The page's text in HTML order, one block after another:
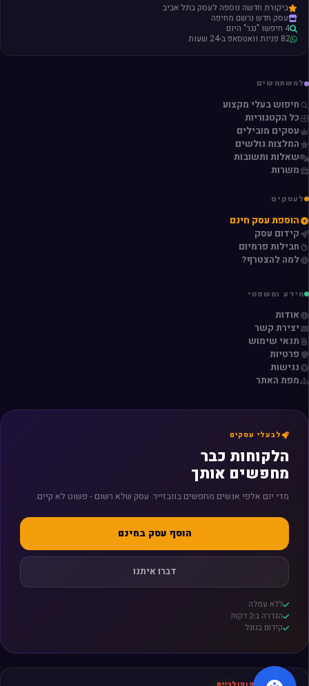
ביקורת חדשה נוספה לעסק בתל אביב
עסק חדש נרשם מחיפה
4 חיפשו "נגר" היום
82 פניות וואטסאפ ב-24 שעות
למשתמשים
חיפוש בעלי מקצוע
כל הקטגוריות
עסקים מובילים
המלצות גולשים
שאלות ותשובות
משרות
לעסקים
הוספת עסק חינם
קידום עסק
חבילות פרמיום
למה להצטרף?
מידע ומשפטי
אודות
יצירת קשר
תנאי שימוש
פרטיות
נגישות
מפת האתר
לבעלי עסקים
הלקוחות כבר
מחפשים אותך
מדי יום אלפי אנשים מחפשים בוובזייר. עסק שלא רשום - פשוט לא קיים.
הוסף עסק בחינם
דברו איתנו
ללא עמלה
הגדרה ב-2 דקות
קידום בגוגל